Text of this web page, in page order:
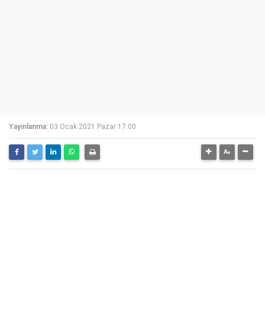
Yayınlanma: 03 Ocak 2021 Pazar 17:00